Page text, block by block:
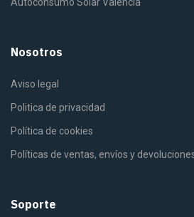
Nosotros
Aviso legal
Politica de privacidad
Política de cookies
Políticas de ventas, envíos y
Soporte